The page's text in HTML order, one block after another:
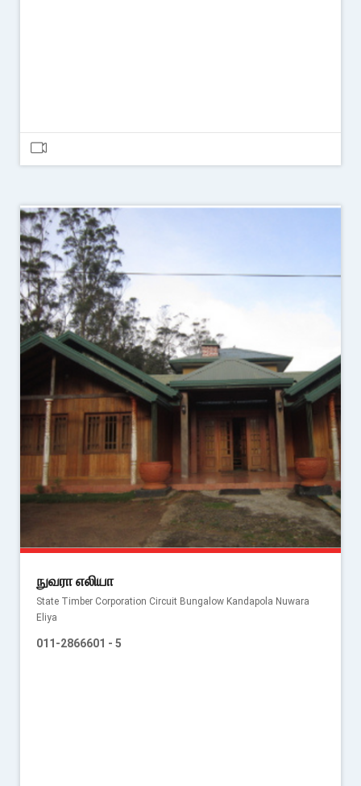
நுவரா எலியா
State Timber Corporation Circuit Bungalow Kandapola Nuwara
Eliya
011-2866601 - 5